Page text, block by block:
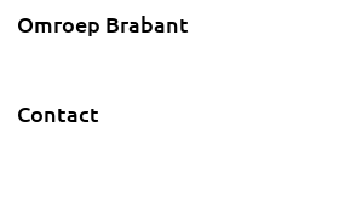
Omroep Brabant
Contact